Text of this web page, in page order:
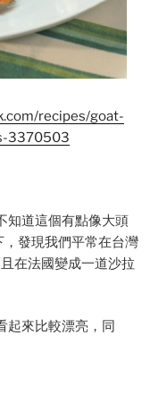
recipes/goat-
3370503
知道這個有點像大頭
發現我們平常在台灣
在法國變成一道沙拉
起來比較漂亮，同